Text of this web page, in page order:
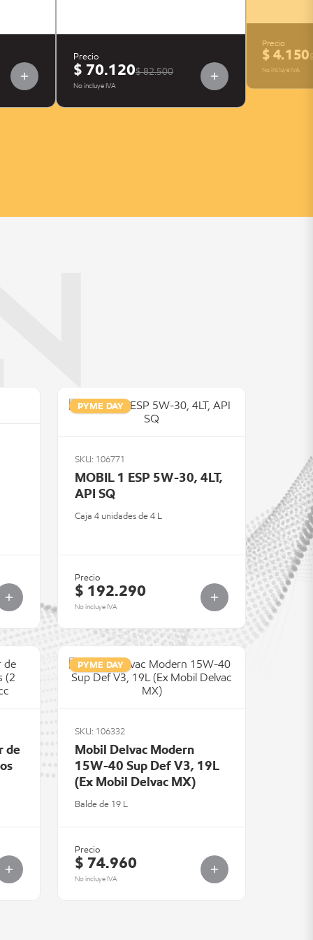
Precio
$ 70.120$ 82.500
No incluye IVA
Precio
$ 4.150
No incluye IVA
PYME DAY
SKU: 106771
MOBIL 1 ESP 5W-30, 4LT,
API SQ
Caja 4 unidades de 4 L
Precio
$ 192.290
No incluye IVA
de
PYME DAY
SKU: 106332
Mobil Delvac Modern
15W-40 Sup Def V3, 19L
(Ex Mobil Delvac MX)
Balde de 19 L
Precio
$ 74.960
No incluye IVA